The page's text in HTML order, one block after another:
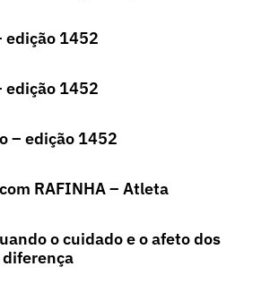
edição 1452
edição 1452
– edição 1452
RAFINHA – Atleta
o cuidado e o afeto dos